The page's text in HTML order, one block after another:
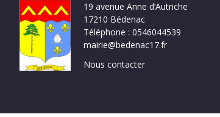
19 avenue Anne d’Autriche
17210 Bédenac
Téléphone : 0546044539
mairie@bedenac17.fr
Nous contacter